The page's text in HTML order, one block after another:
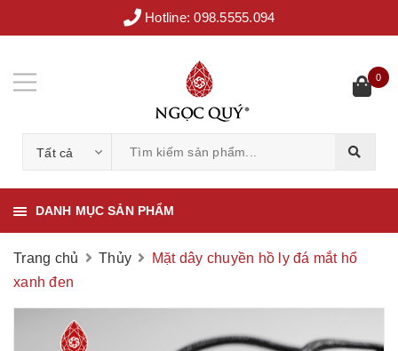
Hotline:098.5555.094
Tất cả
0
DANH MỤC SẢN PHẨM
Trang chủ Thủy
Mặt dây chuyền hồ ly đá mắt hổ
xanh đen